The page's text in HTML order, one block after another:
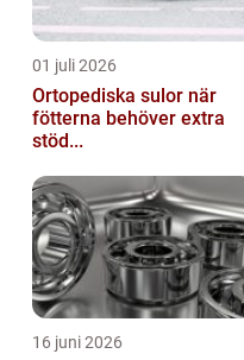
01 juli 2026
Ortopediska sulor när
fötterna behöver extra
stöd...
16 juni 2026